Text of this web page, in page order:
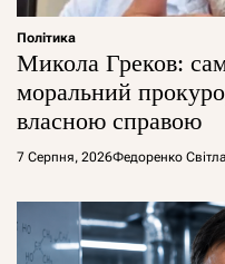
Політика
Микола Греков:
моральний
власною справою
7 Серпня, 2026Федоренко